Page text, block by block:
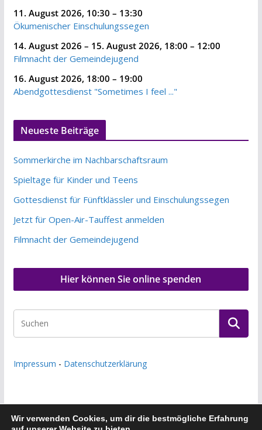
11. August 2026, 10:30 – 13:30
Ökumenischer Einschulungssegen
14. August 2026 – 15. August 2026, 18:00 – 12:00
Filmnacht der Gemeindejugend
16. August 2026, 18:00 – 19:00
Abendgottesdienst "Sometimes I feel ..."
Neueste Beiträge
Sommerkirche im Nachbarschaftsraum
Spieltage für Kinder und Teens
Gottesdienst für Fünftklässler und Einschulungssegen
Jetzt für Open-Air-Tauffest anmelden
Filmnacht der Gemeindejugend
Hier können Sie online spenden
Impressum - Datenschutzerklärung
Wir verwenden Cookies, um dir die bestmögliche Erfahrung